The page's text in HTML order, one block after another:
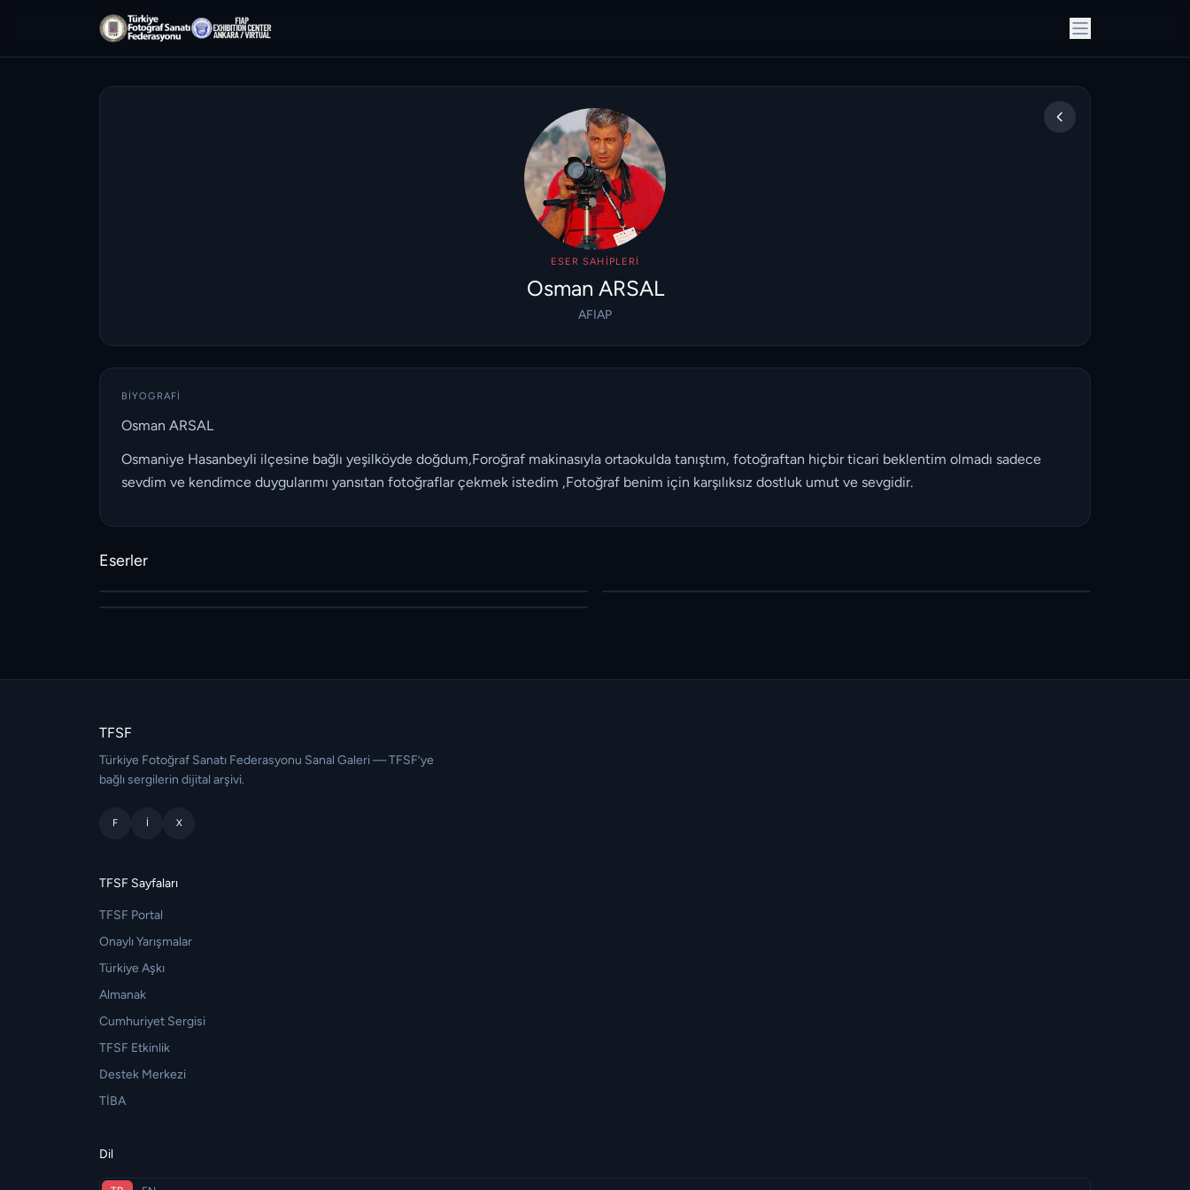
ESER SAHIPLERI
Osman ARSAL
AFIAP
BIYOGRAFI
Osman ARSAL
Osmaniye Hasanbeyli ilçesine bağlı yeşilköyde doğdum,Foroğraf makinasıyla ortaokulda tanıştım, fotoğraftan hiçbir ticari beklentim olmadı sadece
sevdim ve kendimce duygularımı yansıtan fotoğraflar çekmek istedim ,Fotoğraf benim için karşılıksız dostluk umut ve sevgidir.
Eserler
TFSF
Türkiye Fotoğraf Sanatı Federasyonu Sanal Galeri — TFSF’ye
bağlı sergilerin dijital arşivi.
F I X
TFSF Sayfaları
TFSF Portal
Onaylı Yarışmalar
Türkiye Aşkı
Almanak
Cumhuriyet Sergisi
TFSF Etkinlik
Destek Merkezi
TİBA
Dil